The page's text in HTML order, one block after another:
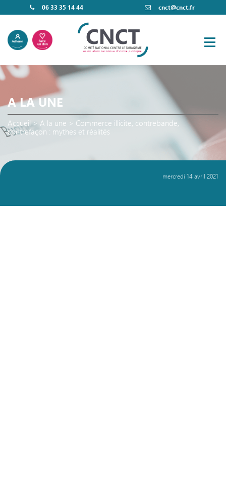
06 33 35 14 44 cnct@cnct.fr
A LA UNE
Accueil> A la une > Commerce illicite, contrebande,
contrefaçon : mythes et réalités
mercredi 14 avril 2021